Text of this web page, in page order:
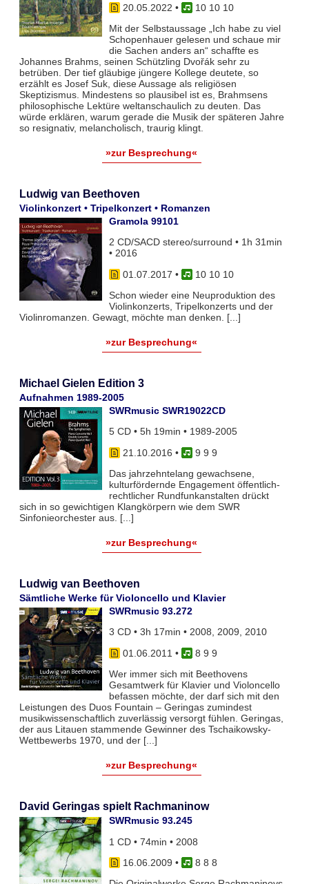
20.05.2022 •
10 10 10
Mit der Selbstaussage „Ich habe zu viel
Schopenhauer gelesen und schaue mir
die Sachen anders an“ schaffte es
Johannes Brahms, seinen Schützling Dvořák sehr zu
betrüben. Der tief gläubige jüngere Kollege deutete, so
erzählt es Josef Suk, diese Aussage als religiösen
Skeptizismus. Mindestens so plausibel ist es, Brahmsens
philosophische Lektüre weltanschaulich zu deuten. Das
würde erklären, warum gerade die Musik der späteren Jahre
so resignativ, melancholisch, traurig klingt.
»zur Besprechung«
Ludwig van Beethoven
Violinkonzert • Tripelkonzert • Romanzen
Gramola 99101
2 CD/SACD stereo/surround • 1h 31min
• 2016
01.07.2017 •
10 10 10
Schon wieder eine Neuproduktion des
Violinkonzerts, Tripelkonzerts und der
Violinromanzen. Gewagt, möchte man denken. [...]
»zur Besprechung«
Michael Gielen Edition 3
Aufnahmen 1989-2005
SWRmusic SWR19022CD
5 CD • 5h 19min • 1989-2005
21.10.2016 •
9 9 9
Das jahrzehntelang gewachsene,
kulturfördernde Engagement öffentlich-
rechtlicher Rundfunkanstalten drückt
sich in so gewichtigen Klangkörpern wie dem SWR
Sinfonieorchester aus. [...]
»zur Besprechung«
Ludwig van Beethoven
Sämtliche Werke für Violoncello und Klavier
SWRmusic 93.272
3 CD • 3h 17min • 2008, 2009, 2010
01.06.2011 •
8 9 9
Wer immer sich mit Beethovens
Gesamtwerk für Klavier und Violoncello
befassen möchte, der darf sich mit den
Leistungen des Duos Fountain – Geringas zumindest
musikwissenschaftlich zuverlässig versorgt fühlen. Geringas,
der aus Litauen stammende Gewinner des Tschaikowsky-
Wettbewerbs 1970, und der [...]
»zur Besprechung«
David Geringas spielt Rachmaninow
SWRmusic 93.245
1 CD • 74min • 2008
16.06.2009 •
8 8 8